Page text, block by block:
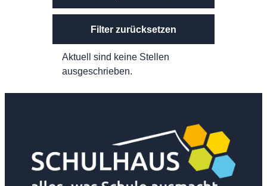
Filter zurücksetzen
Aktuell sind keine Stellen
ausgeschrieben.